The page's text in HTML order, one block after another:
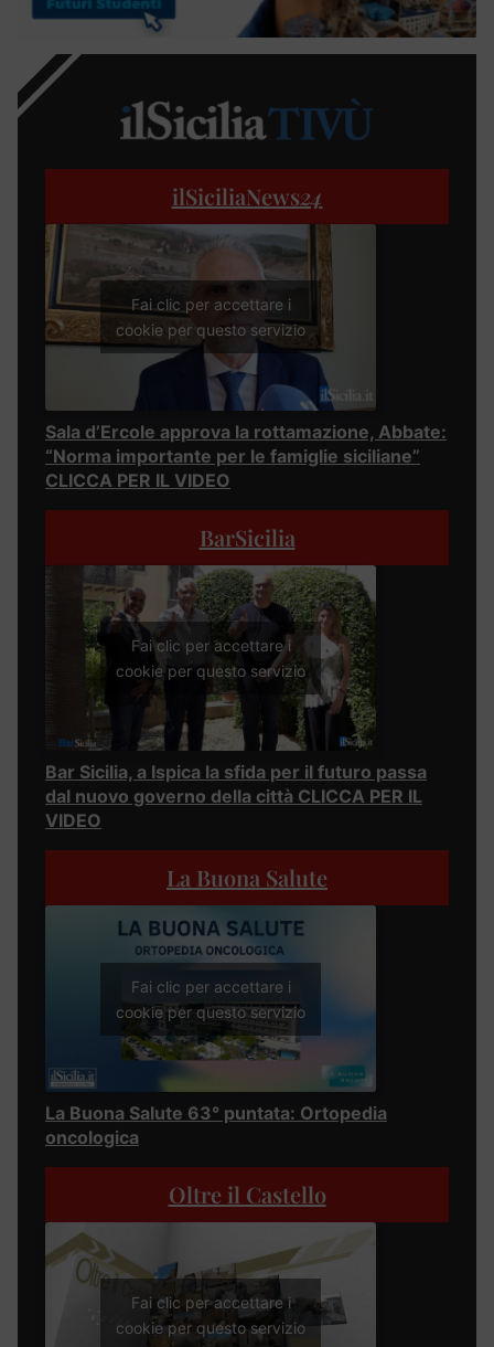
ilSiciliaNews24
Fai clic per accettare i
cookie per questo servizio
Sala d’Ercole approva la rottamazione, Abbate:
“Norma importante per le famiglie siciliane”
CLICCA PER IL VIDEO
BarSicilia
Fai clic per accettare i
cookie per questo servizio
Bar Sicilia, a Ispica la sfida per il futuro passa
dal nuovo governo della città CLICCA PER IL
VIDEO
La Buona Salute
Fai clic per accettare i
cookie per questo servizio
La Buona Salute 63° puntata: Ortopedia
oncologica
Oltre il Castello
Fai clic per accettare i
cookie per questo servizio